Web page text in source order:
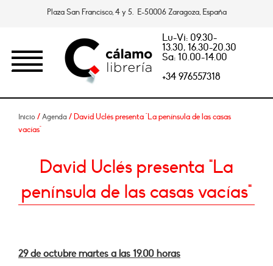
Plaza San Francisco, 4 y 5. E-50006 Zaragoza, España
Lu-Vi: 09.30-
13.30, 16.30-20.30
Sa: 10.00-14.00
+34 976557318
Inicio / Agenda / David Uclés presenta "La península de las casas
vacías"
David Uclés presenta "La
península de las casas vacías"
29 de octubre martes a las 19.00 horas